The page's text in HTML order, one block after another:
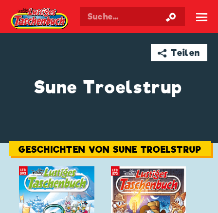
Walt Disneys Taschenbuch ☰
➦ Teilen
Sune Troelstrup
GESCHICHTEN VON SUNE TROELSTRUP